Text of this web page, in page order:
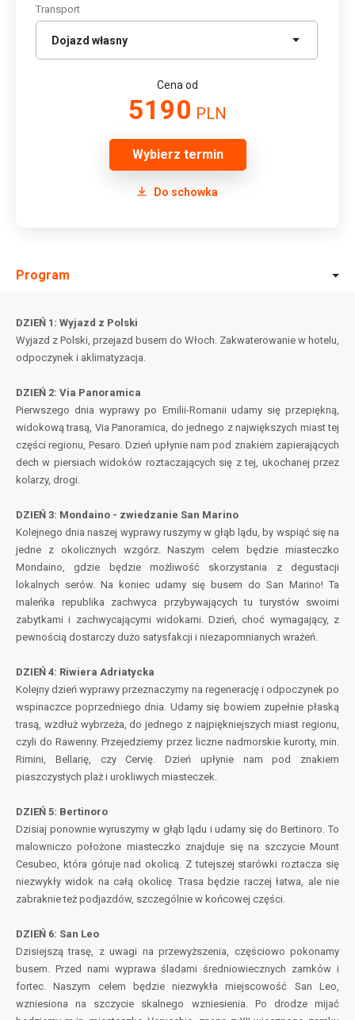
Transport
Cena od
5190 PLN
Wybierz termin
Do schowka
Program
DZIEŃ 1: Wyjazd z Polski
Wyjazd z Polski, przejazd busem do Włoch. Zakwaterowanie w hotelu,
odpoczynek i aklimatyzacja.
DZIEŃ 2: Via Panoramica
Pierwszego dnia wyprawy po Emilii-Romanii udamy się przepiękną,
widokową trasą, Via Panoramica, do jednego z największych miast tej
części regionu, Pesaro. Dzień upłynie nam pod znakiem zapierających
dech w piersiach widoków roztaczających się z tej, ukochanej przez
kolarzy, drogi.
DZIEŃ 3: Mondaino - zwiedzanie San Marino
Kolejnego dnia naszej wyprawy ruszymy w głąb lądu, by wspiąć się na
jedne z okolicznych wzgórz. Naszym celem będzie miasteczko
Mondaino, gdzie będzie możliwość skorzystania z degustacji
lokalnych serów. Na koniec udamy się busem do San Marino! Ta
maleńka republika zachwyca przybywających tu turystów swoimi
zabytkami i zachwycającymi widokami. Dzień, choć wymagający, z
pewnością dostarczy dużo satysfakcji i niezapomnianych wrażeń.
DZIEŃ 4: Riwiera Adriatycka
Kolejny dzień wyprawy przeznaczymy na regenerację i odpoczynek po
wspinaczce poprzedniego dnia. Udamy się bowiem zupełnie płaską
trasą, wzdłuż wybrzeża, do jednego z najpiękniejszych miast regionu,
czyli do Rawenny. Przejedziemy przez liczne nadmorskie kurorty, min.
Rimini, Bellarię, czy Cervię. Dzień upłynie nam pod znakiem
piaszczystych plaż i urokliwych miasteczek.
DZIEŃ 5: Bertinoro
Dzisiaj ponownie wyruszymy w głąb lądu i udamy się do Bertinoro. To
malowniczo położone miasteczko znajduje się na szczycie Mount
Cesubeo, która góruje nad okolicą. Z tutejszej starówki roztacza się
niezwykły widok na całą okolicę. Trasa będzie raczej łatwa, ale nie
zabraknie też podjazdów, szczególnie w końcowej części.
DZIEŃ 6: San Leo
Dzisiejszą trasę, z uwagi na przewyższenia, częściowo pokonamy
busem. Przed nami wyprawa śladami średniowiecznych zamków i
fortec. Naszym celem będzie niezwykła miejscowość San Leo,
wzniesiona na szczycie skalnego wzniesienia. Po drodze mijać